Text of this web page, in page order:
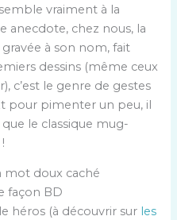
vraiment à la
anecdote, chez nous, la
à son nom, fait
dessins (même ceux
c’est le genre de gestes
pour pimenter un peu, il
le classique mug-
mot doux caché
façon BD
héros (à découvrir sur les